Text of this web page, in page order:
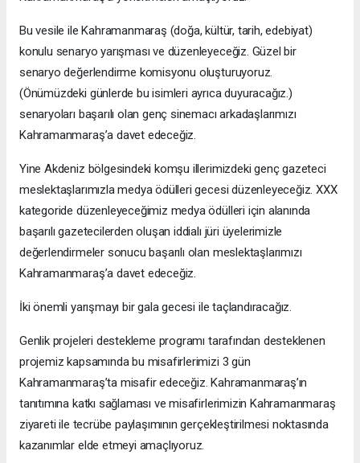
Bu vesile ile Kahramanmaraş (doğa, kültür, tarih, edebiyat)
konulu senaryo yarışması ve düzenleyeceğiz. Güzel bir
senaryo değerlendirme komisyonu oluşturuyoruz.
(Önümüzdeki günlerde bu isimleri ayrıca duyuracağız.)
senaryoları başarılı olan genç sinemacı arkadaşlarımızı
Kahramanmaraş’a davet edeceğiz.
Yine Akdeniz bölgesindeki komşu illerimizdeki genç gazeteci
meslektaşlarımızla medya ödülleri gecesi düzenleyeceğiz. XXX
kategoride düzenleyeceğimiz medya ödülleri için alanında
başarılı gazetecilerden oluşan iddialı jüri üyelerimizle
değerlendirmeler sonucu başarılı olan meslektaşlarımızı
Kahramanmaraş’a davet edeceğiz.
İki önemli yarışmayı bir gala gecesi ile taçlandıracağız.
Genlik projeleri destekleme programı tarafından desteklenen
projemiz kapsamında bu misafirlerimizi 3 gün
Kahramanmaraş’ta misafir edeceğiz. Kahramanmaraş’ın
tanıtımına katkı sağlaması ve misafirlerimizin Kahramanmaraş
ziyareti ile tecrübe paylaşımının gerçekleştirilmesi noktasında
kazanımlar elde etmeyi amaçlıyoruz.